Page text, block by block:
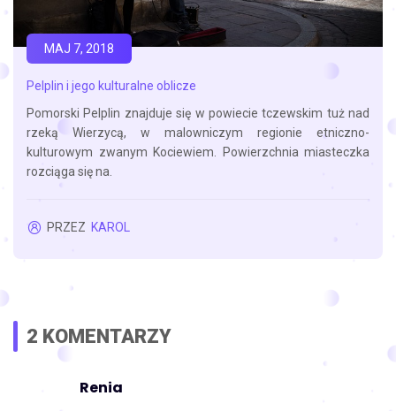
Pelplin i jego kulturalne oblicze
Pomorski Pelplin znajduje się w powiecie tczewskim tuż nad
rzeką Wierzycą, w malowniczym regionie etniczno-
kulturowym zwanym Kociewiem. Powierzchnia miasteczka
rozciąga się na.
MAJ 7, 2018
PRZEZ KAROL
2 KOMENTARZY
Renia